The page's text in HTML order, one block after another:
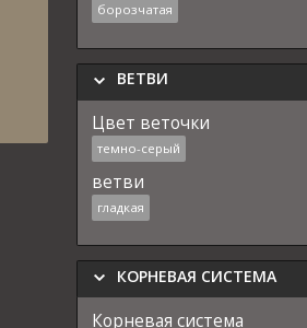
борозчатая
ВЕТВИ
Цвет веточки
темно-серый
ветви
гладкая
КОРНЕВАЯ СИСТЕМА
Корневая система